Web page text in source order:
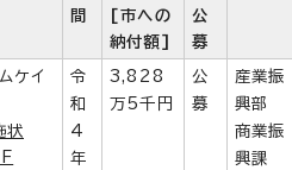
間
[市への
納付額]
公
募
ケイ
状
令
和
4
年
3,828
万5千円
公
募
産業振
興部
商業振
興課